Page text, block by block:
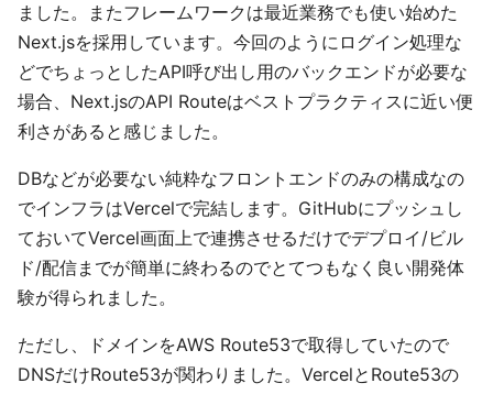
ました。またフレームワークは最近業務でも使い始めた
Next.jsを採用しています。今回のようにログイン処理な
どでちょっとしたAPI呼び出し用のバックエンドが必要な
場合、Next.jsのAPI Routeはベストプラクティスに近い便
利さがあると感じました。
DBなどが必要ない純粋なフロントエンドのみの構成なの
でインフラはVercelで完結します。GitHubにプッシュし
ておいてVercel画面上で連携させるだけでデプロイ/ビル
ド/配信までが簡単に終わるのでとてつもなく良い開発体
験が得られました。
ただし、ドメインをAWS Route53で取得していたので
DNSだけRoute53が関わりました。VercelとRoute53の